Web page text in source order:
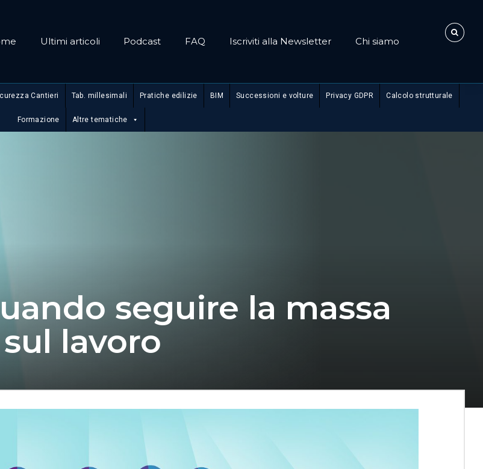
Ultimi articoli Podcast FAQ Iscriviti alla Newsletter Chi siamo
Cantieri Tab. millesimali Pratiche edilizie BIM Successioni e volture Privacy GDPR Calcolo strutturale
Formazione Altre tematiche
seguire la massa
lavoro